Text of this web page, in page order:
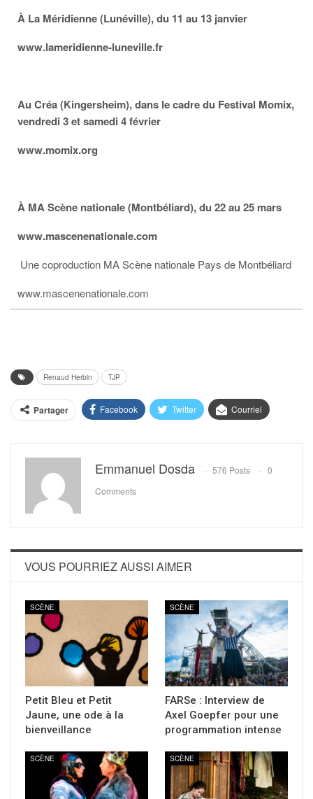
À La Méridienne (Lunéville), du 11 au 13 janvier
www.lameridienne-luneville.fr
Au Créa (Kingersheim), dans le cadre du Festival Momix,
vendredi 3 et samedi 4 février
www.momix.org
À MA Scène nationale (Montbéliard), du 22 au 25 mars
www.mascenenationale.com
Une coproduction MA Scène nationale Pays de Montbéliard
www.mascenenationale.com
Renaud Herbin TJP
Partager Facebook Twitter Courriel
Emmanuel Dosda 576 Posts
0
Comments
VOUS POURRIEZ AUSSI AIMER
SCÈNE
Petit Bleu et Petit
Jaune, une ode à la
bienveillance
SCÈNE
FARSe : Interview de
Axel Goepfer pour une
programmation intense
SCÈNE SCÈNE